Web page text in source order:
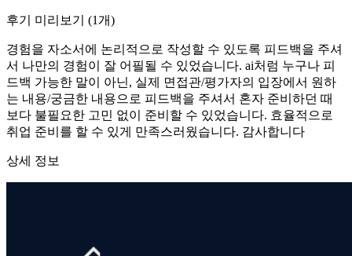
후기 미리보기 (1개)
경험을 자소서에 논리적으로 작성할 수 있도록 피드백을 주셔
서 나만의 경험이 잘 어필될 수 있었습니다. ai처럼 누구나 피
드백 가능한 말이 아닌, 실제 면접관/평가자의 입장에서 원하
는 내용/궁금한 내용으로 피드백을 주셔서 혼자 준비하던 때
보다 불필요한 고민 없이 준비할 수 있었습니다. 효율적으로
취업 준비를 할 수 있게 만족스러웠습니다. 감사합니다
상세 정보